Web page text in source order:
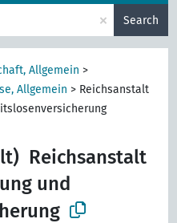
× Search
Allgemein >
Allgemein > Reichsanstalt
Reichsanstalt
und